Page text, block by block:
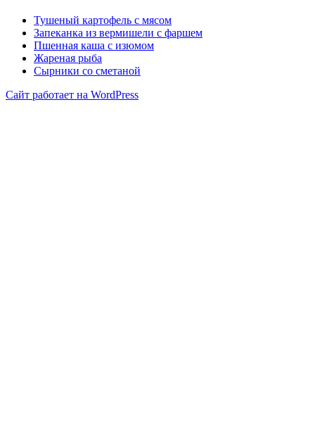
Тушеный картофель с мясом
Запеканка из вермишели с фаршем
Пшенная каша с изюмом
Жареная рыба
Сырники со сметаной
Сайт работает на WordPress